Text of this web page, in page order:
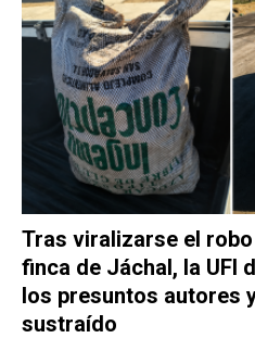
Tras viralizarse el
finca de Jáchal, la UFI
los presuntos autores
sustraído